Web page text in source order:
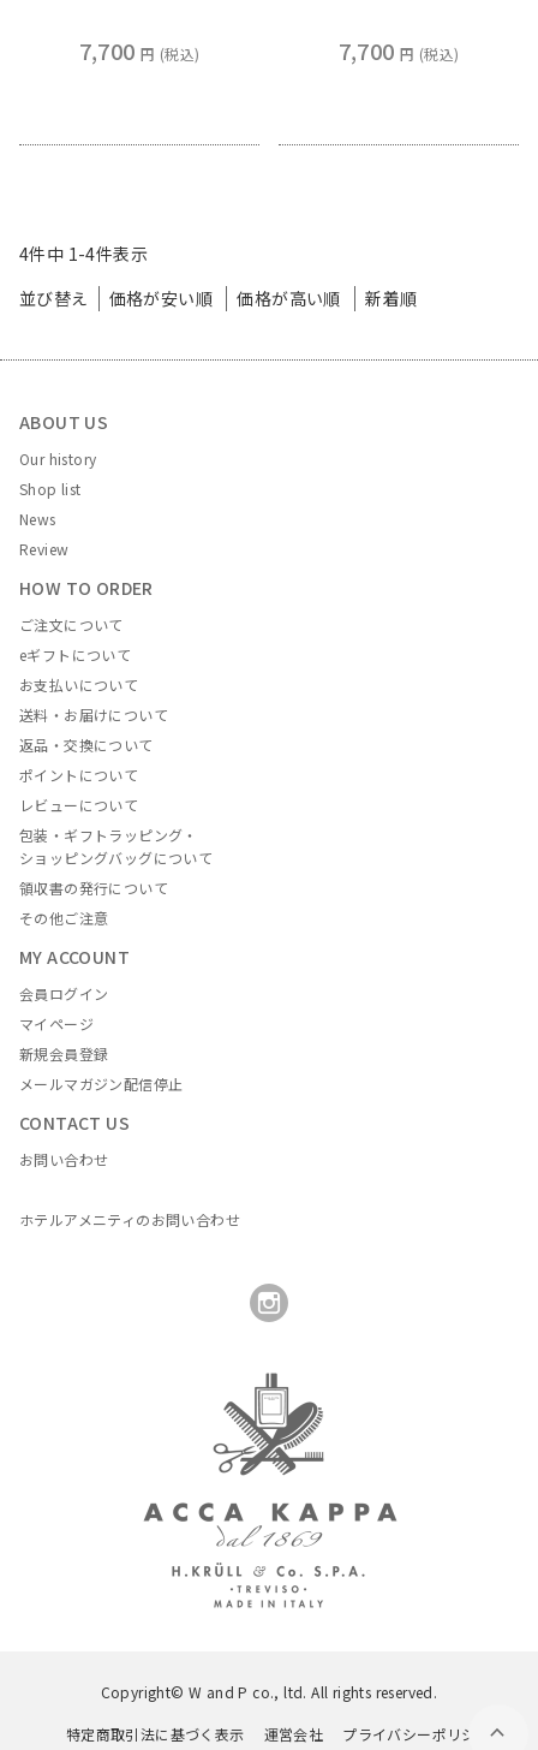
7,700 税込 7,700 税込
並び替え 価格が安い順 価格が高い順 新着順
4件中 1-4件表示
ABOUT US
Our history
Shop list
News
Review
HOW TO ORDER
ご注文について
eギフトについて
お支払いについて
送料・お届けについて
返品・交換について
ポイントについて
レビューについて
包装・ギフトラッピング・
ショッピングバッグについて
領収書の発行について
その他ご注意
MY ACCOUNT
会員ログイン
マイページ
新規会員登録
メールマガジン配信停止
CONTACT US
お問い合わせ
ホテルアメニティのお問い合わせ
Copyright© W and P co., ltd. All rights reserved.
特定商取引法に基づく表示 運営会社 プライバシーポリシー